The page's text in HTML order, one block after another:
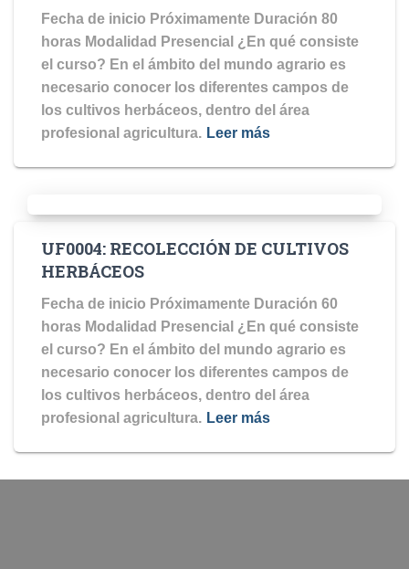
Fecha de inicio Próximamente Duración 80
horas Modalidad Presencial ¿En qué consiste
el curso? En el ámbito del mundo agrario es
necesario conocer los diferentes campos de
los cultivos herbáceos, dentro del área
profesional agricultura. Leer más
UF0004: RECOLECCIÓN DE CULTIVOS
HERBÁCEOS
Fecha de inicio Próximamente Duración 60
horas Modalidad Presencial ¿En qué consiste
el curso? En el ámbito del mundo agrario es
necesario conocer los diferentes campos de
los cultivos herbáceos, dentro del área
profesional agricultura. Leer más